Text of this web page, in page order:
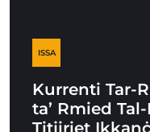
ISSA
Kurrenti Tar-
ta’ Rmied
Titjiriet